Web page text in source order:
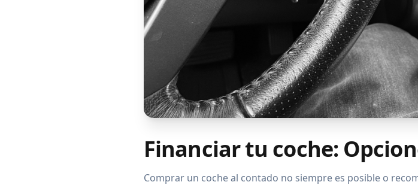
Financiar tu coche:
Comprar un coche al contado no siempre es posible o